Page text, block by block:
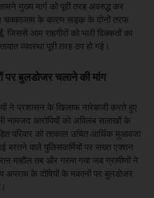
मुख्य मार्ग को पूरी तरह अवरुद्ध कर
के कारण सड़क के दोनों तरफ
जिससे आम राहगीरों को भारी दिक्कतों का
व्यवस्था पूरी तरह ठप हो गई।
बुलडोजर चलाने की मांग
ने प्रशासन के खिलाफ नारेबाजी करते हुए
नामजद आरोपियों को अविलंब सलाखों के
परिवार को तत्काल उचित आर्थिक मुआवजा
वाले पुलिसकर्मियों पर सख्त एक्शन
माहौल तब और गरमा गया जब ग्रामीणों ने
के दोषियों के मकानों पर बुलडोजर